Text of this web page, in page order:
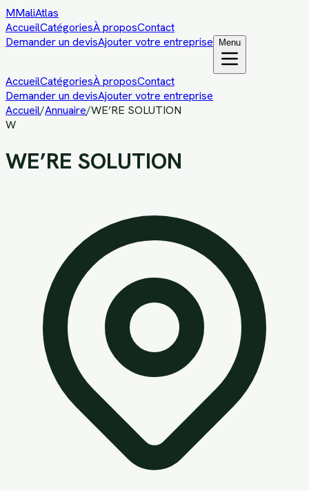
MMaliAtlas
AccueilCatégoriesÀ proposContact
Demander un devisAjouter votre entreprise Menu
AccueilCatégoriesÀ proposContact
Demander un devisAjouter votre entreprise
Accueil/Annuaire/WE’RE SOLUTION
W
WE’RE SOLUTION